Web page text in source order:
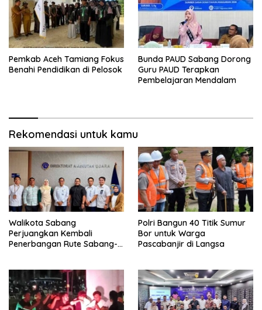
Pemkab Aceh Tamiang Fokus
Benahi Pendidikan di Pelosok
Bunda PAUD Sabang Dorong
Guru PAUD Terapkan
Pembelajaran Mendalam
Rekomendasi untuk kamu
Walikota Sabang
Perjuangkan Kembali
Penerbangan Rute Sabang-
Polri Bangun 40 Titik Sumur
Bor untuk Warga
Pascabanjir di Langsa